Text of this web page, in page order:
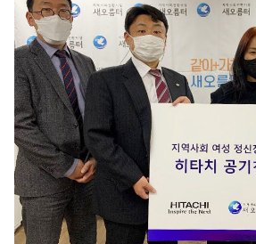
열
림